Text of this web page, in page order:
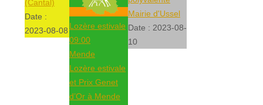
(Cantal)
Date :
2023-08-08 Lozère estivale
09:00
Mende
Lozère estivale
et Prix Genet
d’Or à Mende
Mairie d'Ussel
Date : 2023-08-
10